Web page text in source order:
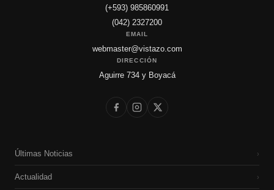
(+593) 985860991
(042) 2327200
EMAIL
webmaster@vistazo.com
DIRECCIÓN
Aguirre 734 y Boyacá
Últimas Noticias ›
Actualidad ›